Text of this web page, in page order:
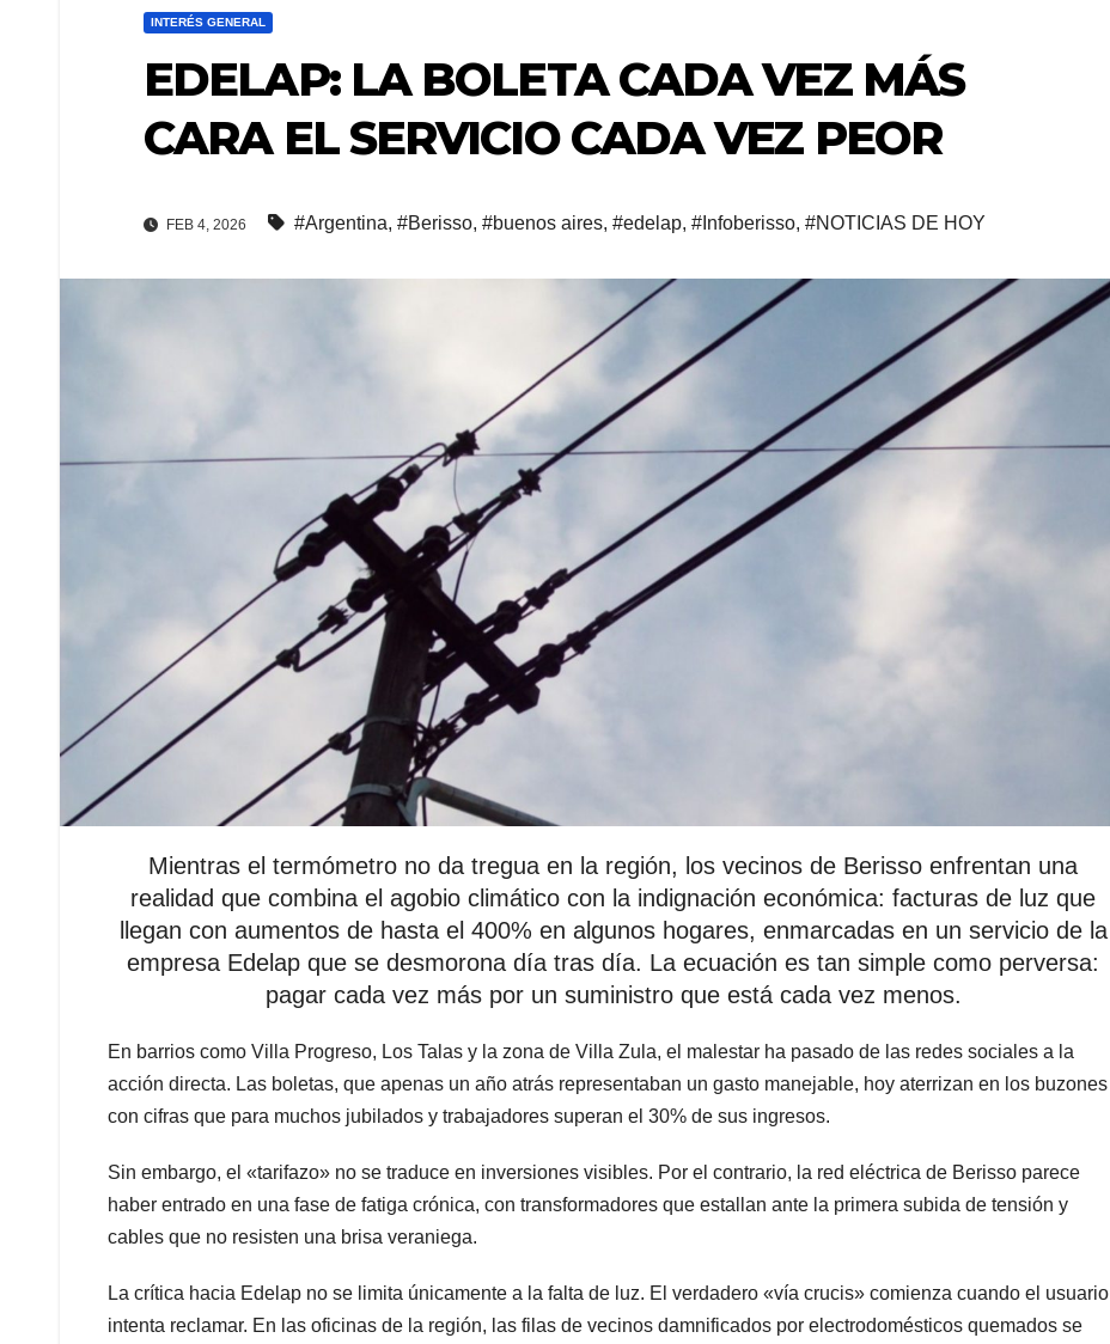
INTERÉS GENERAL
EDELAP: LA BOLETA CADA VEZ MÁS
CARA EL SERVICIO CADA VEZ PEOR
FEB 4, 2026 #Argentina, #Berisso, #buenos aires, #edelap, #Infoberisso, #NOTICIAS DE HOY
Mientras el termómetro no da tregua en la región, los vecinos de Berisso enfrentan una
realidad que combina el agobio climático con la indignación económica: facturas de luz que
llegan con aumentos de hasta el 400% en algunos hogares, enmarcadas en un servicio de la
empresa Edelap que se desmorona día tras día. La ecuación es tan simple como perversa:
pagar cada vez más por un suministro que está cada vez menos.
En barrios como Villa Progreso, Los Talas y la zona de Villa Zula, el malestar ha pasado de las redes sociales a la
acción directa. Las boletas, que apenas un año atrás representaban un gasto manejable, hoy aterrizan en los buzones
con cifras que para muchos jubilados y trabajadores superan el 30% de sus ingresos.
Sin embargo, el «tarifazo» no se traduce en inversiones visibles. Por el contrario, la red eléctrica de Berisso parece
haber entrado en una fase de fatiga crónica, con transformadores que estallan ante la primera subida de tensión y
cables que no resisten una brisa veraniega.
La crítica hacia Edelap no se limita únicamente a la falta de luz. El verdadero «vía crucis» comienza cuando el usuario
intenta reclamar. En las oficinas de la región, las filas de vecinos damnificados por electrodomésticos quemados se